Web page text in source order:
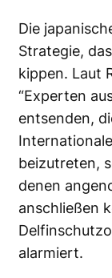
Die
Strategie,
kippen. Laut
“Experten
entsenden,
beizutreten,
denen
anschließen
alarmiert.